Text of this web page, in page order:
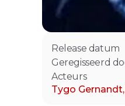
Release datum
Geregisseerd
Acteurs
Tygo Gernandt,